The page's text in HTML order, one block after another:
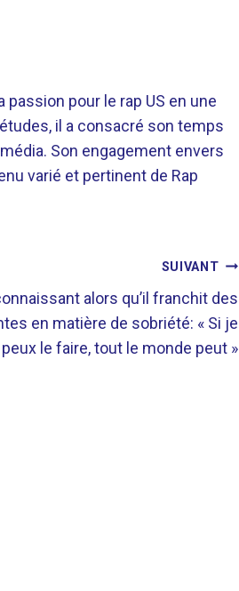
pour le rap US en une
il a consacré son temps
Son engagement envers
varié et pertinent de Rap
SUIVANT
alors qu’il franchit des
en matière de sobriété: « Si je
peux le faire, tout le monde peut »